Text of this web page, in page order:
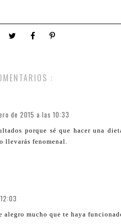
:
de 2015 a las 10:33
porque sé que hacer una
llevarás fenomenal.
alegro mucho que te haya